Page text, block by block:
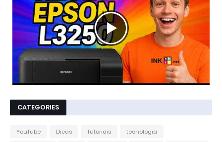
CATEGORIES
YouTube Dicas Tutoriais
tecnologia